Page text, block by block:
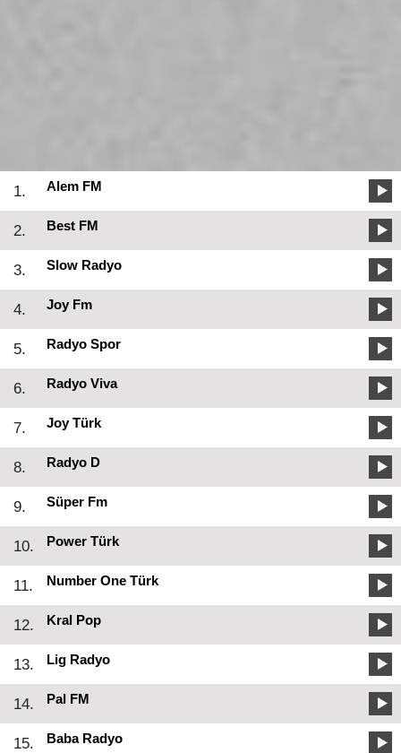
1. Alem FM
2. Best FM
3. Slow Radyo
4. Joy Fm
5. Radyo Spor
6. Radyo Viva
7. Joy Türk
8. Radyo D
9. Süper Fm
10. Power Türk
11. Number One Türk
12. Kral Pop
13. Lig Radyo
14. Pal FM
15. Baba Radyo